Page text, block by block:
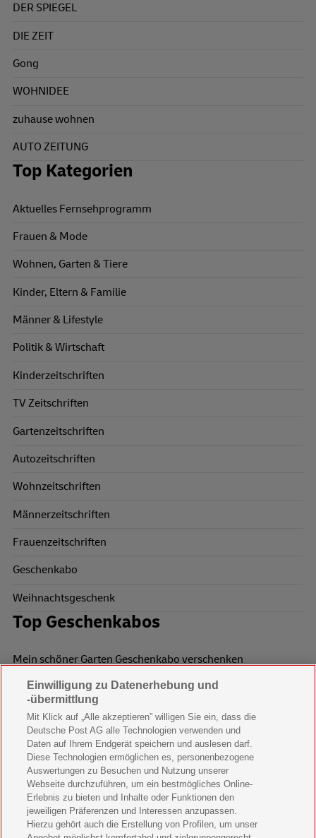
DER SPIEGEL
DIE ZEIT
Gong
WOHNIDEE
zuhause wohnen
AUTO ZEITUNG
Top Kategorien
Aktuelles Fernsehprogramm
Frauen & Mode
Wohnen, Garten & Tiere
Kinder, Eltern & Familie
Männer & Lifestyle
Politik & Wirtschaft
Kinderzeitschriften
TV Zeitschriften
Gartenzeitschriften
Autozeitschriften
Wohnzeitschriften
Männerzeitschriften
Frauenzeitschriften
Geschenkabo
Weihnachtsgeschenk
Top Geschenkabos
Mein schöner Garten Geschenkabo verschenken
Wohnen & Garten Geschenkabo verschenken
Mein schönes Land Geschenkabo verschenken
Bild der Frau Geschenkabo verschenken
11 Freunde Geschenkabo verschenken
LEGO Ninjago Magazin Geschenkabo verschenken
Brigitte Geschenkabo verschenken
Einwilligung zu Datenerhebung und
-übermittlung
Mit Klick auf „Alle akzeptieren” willigen Sie ein, dass die
Deutsche Post AG alle Technologien verwenden und
Daten auf Ihrem Endgerät speichern und auslesen darf.
Diese Technologien ermöglichen es, personenbezogene
Auswertungen zu Besuchen und Nutzung unserer
Webseite durchzuführen, um ein bestmögliches Online-
Erlebnis zu bieten und Inhalte oder Funktionen den
jeweiligen Präferenzen und Interessen anzupassen.
Hierzu gehört auch die Erstellung von Profilen, um unser